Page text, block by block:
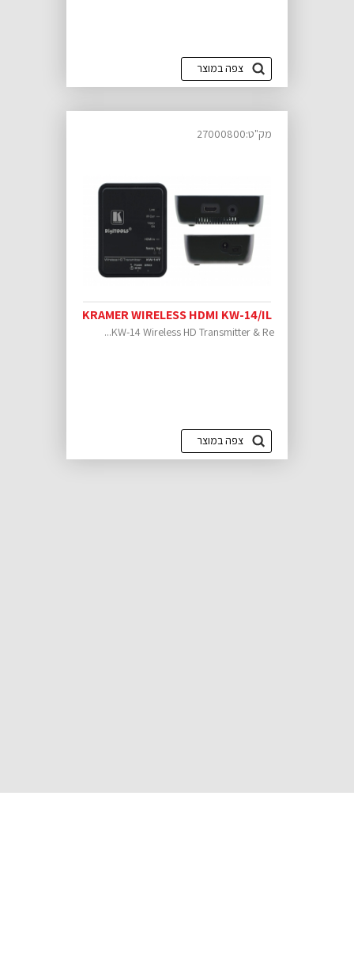
צפה במוצר
KRAMER WIRELESS HDMI KW-14/IL
KW-14 Wireless HD Transmitter & Re...
צפה במוצר
מק"ט:27000800